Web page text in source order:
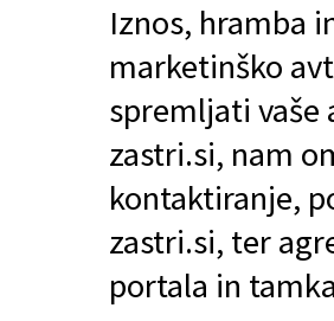
Iznos, hramba
marketinško
spremljati vaše
zastri.si, nam
kontaktiranje,
zastri.si, ter
portala in